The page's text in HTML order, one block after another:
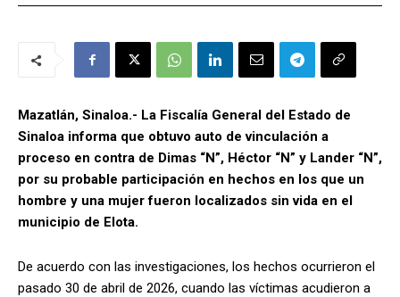
Mazatlán, Sinaloa.- La Fiscalía General del Estado de
Sinaloa informa que obtuvo auto de vinculación a
proceso en contra de Dimas “N”, Héctor “N” y Lander “N”,
por su probable participación en hechos en los que un
hombre y una mujer fueron localizados sin vida en el
municipio de Elota.
De acuerdo con las investigaciones, los hechos ocurrieron el
pasado 30 de abril de 2026, cuando las víctimas acudieron a